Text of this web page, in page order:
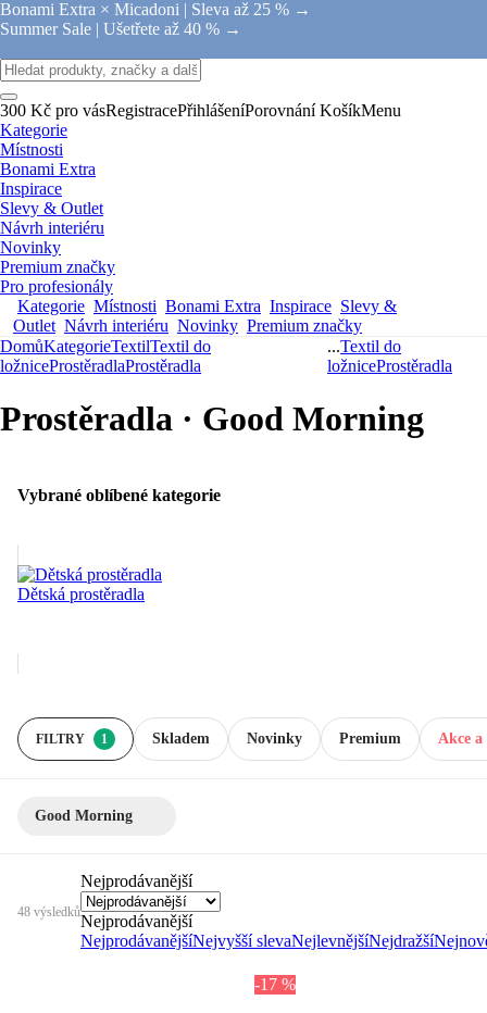
Bonami Extra × Micadoni | Sleva až 25 % →
Summer Sale | Ušetřete až 40 % →
300 Kč pro vásRegistracePřihlášeníPorovnání KošíkMenu
Kategorie
Místnosti
Bonami Extra
Inspirace
Slevy & Outlet
Návrh interiéru
Novinky
Premium značky
Pro profesionály
Kategorie Místnosti Bonami Extra Inspirace Slevy &
Outlet Návrh interiéru Novinky Premium značky
DomůKategorieTextilTextil do
ložniceProstěradlaProstěradla
...Textil do
ložniceProstěradla
Prostěradla · Good Morning
Vybrané oblíbené kategorie
Dětská prostěradla
FILTRY 1 Skladem Akce a
Novinky Premium
Good Morning
48 výsledků
Nejprodávanější
Nejprodávanější
NejprodávanějšíNejvyšší slevaNejlevnějšíNejdražší
-17 %